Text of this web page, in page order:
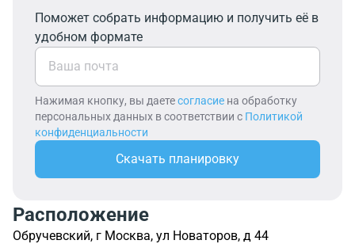
Поможет собрать информацию и получить её в
удобном формате
Нажимая кнопку, вы даетесогласие на обработку
персональных данных в соответствии с Политикой
конфиденциальности
Скачать планировку
Расположение
Обручевский, г Москва, ул Новаторов, д 44